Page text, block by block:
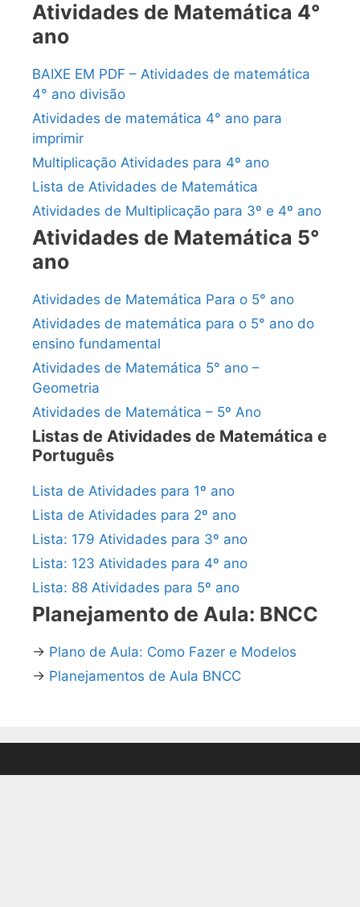
Atividades de Matemática 4°
ano
BAIXE EM PDF – Atividades de matemática
4° ano divisão
Atividades de matemática 4° ano para
imprimir
Multiplicação Atividades para 4º ano
Lista de Atividades de Matemática
Atividades de Multiplicação para 3º e 4º ano
Atividades de Matemática 5°
ano
Atividades de Matemática Para o 5° ano
Atividades de matemática para o 5° ano do
ensino fundamental
Atividades de Matemática 5° ano –
Geometria
Atividades de Matemática – 5º Ano
Listas de Atividades de Matemática e
Português
Lista de Atividades para 1º ano
Lista de Atividades para 2º ano
Lista: 179 Atividades para 3º ano
Lista: 123 Atividades para 4º ano
Lista: 88 Atividades para 5º ano
Planejamento de Aula: BNCC
→ Plano de Aula: Como Fazer e Modelos
→ Planejamentos de Aula BNCC